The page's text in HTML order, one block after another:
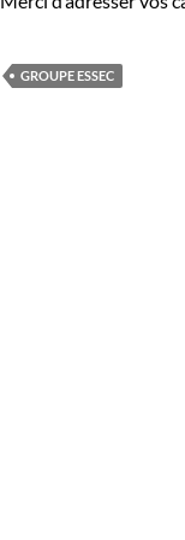
GROUPE ESSEC